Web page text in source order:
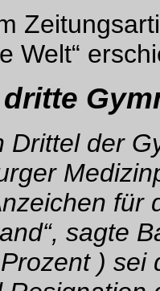
Welt“
Drittel der
für
sagte
) sei